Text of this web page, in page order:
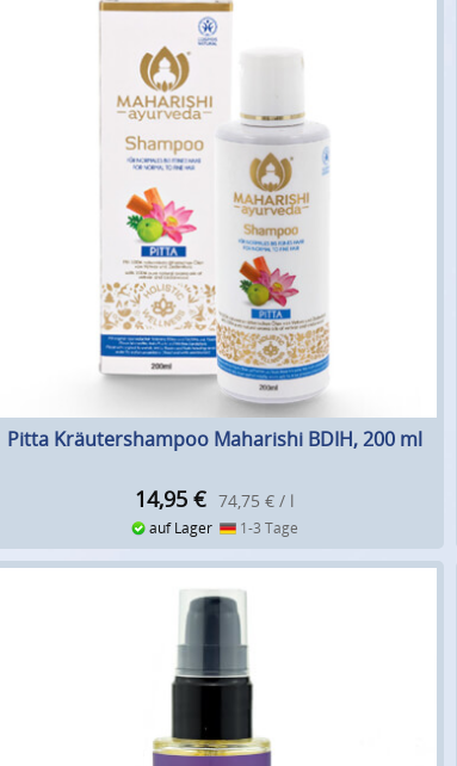
Pitta Kräutershampoo Maharishi BDIH, 200 ml
14,95 € 74,75 € / l
auf Lager 1-3 Tage